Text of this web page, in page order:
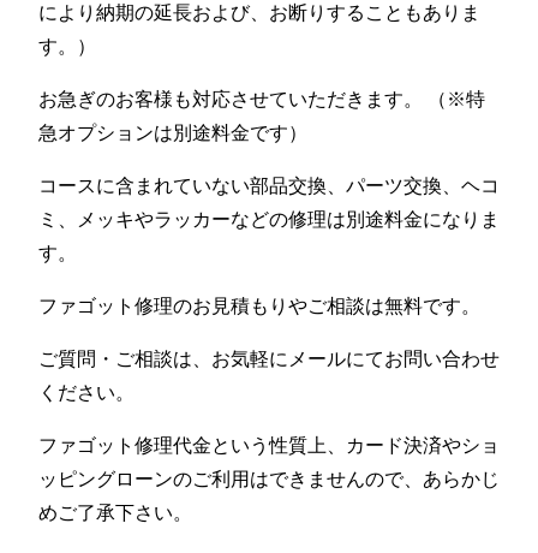
により納期の延長および、お断りすることもありま
す。）
お急ぎのお客様も対応させていただきます。 （※特
急オプションは別途料金です）
コースに含まれていない部品交換、パーツ交換、ヘコ
ミ、メッキやラッカーなどの修理は別途料金になりま
す。
ファゴット修理のお見積もりやご相談は無料です。
ご質問・ご相談は、お気軽にメールにてお問い合わせ
ください。
ファゴット修理代金という性質上、カード決済やショ
ッピングローンのご利用はできませんので、あらかじ
めご了承下さい。